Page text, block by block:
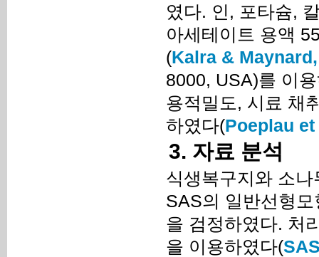
였다. 인, 포타슘,
아세테이트 용액
(Kalra &
8000, USA)를 이
용적밀도, 시료 채
하였다(Poeplau et
3. 자료 분석
식생복구지와 소
SAS의 일반선형
을 검정하였다. 처
을 이용하였다(